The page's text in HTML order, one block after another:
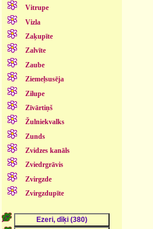
Vitrupe
Vizla
Zaķupīte
Zalvīte
Zaube
Ziemeļsusēja
Zilupe
Zīvārtiņš
Žulniekvalks
Zunds
Zvidzes kanāls
Zviedrgrāvis
Zvirgzde
Zvirgzdupīte